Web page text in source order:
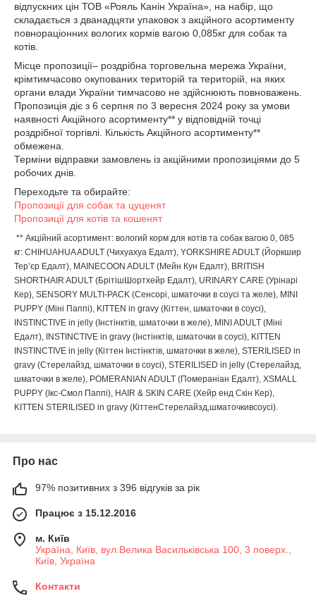
відпускних цін ТОВ «Рояль Канін Україна», на набір, що
складається з дванадцяти упаковок з акційного асортименту
повнораціонних вологих кормів вагою 0,085кг для собак та
котів.
Місце пропозиції– роздрібна торговельна мережа України,
крімтимчасово окупованих територій та територій, на яких
органи влади України тимчасово не здійснюють повноважень.
Пропозиція діє з 6 серпня по 3 вересня 2024 року за умови
наявності Акційного асортименту** у відповідній точці
роздрібної торгівлі. Кількість Акційного асортименту**
обмежена.
Терміни відправки замовлень із акційними пропозиціями до 5
робочих днів.
Переходьте та обирайте:
Пропозиції для собак та цуценят
Пропозиції для котів та кошенят
** Акційний асортимент: вологий корм для котів та собак вагою 0, 085
кг: CHIHUAHUA ADULT (Чихуахуа Едалт), YORKSHIRE ADULT (Йоркшир
Тер’єр Едалт), MAINECOON ADULT (Мейн Кун Едалт), BRITISH
SHORTHAIR ADULT (БрітішШортхейр Едалт), URINARY CARE (Урінарі
Кер), SENSORY MULTI-PACK (Сенсорі, шматочки в соусі та желе), MINI
PUPPY (Міні Паппі), KITTEN in gravy (Кіттен, шматочки в соусі),
INSTINCTIVE in jelly (Інстінктів, шматочки в желе), MINI ADULT (Міні
Едалт), INSTINCTIVE in gravy (Інстінктів, шматочки в соусі), KITTEN
INSTINCTIVE in jelly (Кіттен Інстінктів, шматочки в желе), STERILISED in
gravy (Стерелайзд, шматочки в соусі), STERILISED in jelly (Стерелайзд,
шматочки в желе), POMERANIAN ADULT (Помераніан Едалт), XSMALL
PUPPY (Ікс-Смол Паппі), HAIR & SKIN CARE (Хейр енд Скін Кер),
KITTEN STERILISED in gravy (КіттенСтерелайзд,шматочкивсоусі).
Про нас
97% позитивних з 396 відгуків за рік
Працює з 15.12.2016
м. Київ
Україна, Київ, вул.Велика Васильківська 100, 3 поверх.,
Київ, Україна
Контакти